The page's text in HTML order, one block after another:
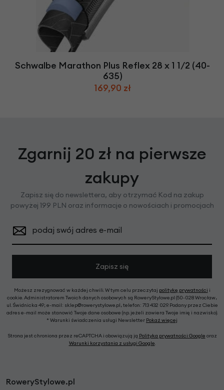
Schwalbe Marathon Plus Reflex 28 x 1 1/2 (40-
635)
169,90 zł
Zgarnij 20 zł na pierwsze
zakupy
Zapisz się do newslettera, aby otrzymać Kod na zakup
powyżej 199 PLN oraz informacje o nowościach i promocjach
podaj swój adres e-mail
Zapisz się
Możesz zrezygnować w każdej chwili. W tym celu przeczytaj politykę prywatności i
cookie. Administratorem Twoich danych osobowych są RoweryStylowe.pl (50-028 Wrocław,
ul. Świdnicka 49; e-mail: sklep@rowerystylowe.pl, telefon: 713 432 029. Podany przez Ciebie
adres e-mail może stanowić Twoje dane osobowe (np. jeżeli zawiera Twoje imię i nazwisko).
* Warunki świadczenia usługi Newsletter Pokaż więcej
Strona jest chroniona przez reCAPTCHA i obowiązują ją Polityka prywatności Google oraz
Warunki korzystania z usługi Google.
RoweryStylowe.pl